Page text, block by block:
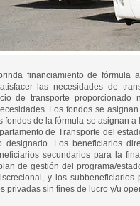
financiamiento de
las necesidades de
de transporte
Los fondos se
fondos de la fórmula se asignan
de Transporte del
designado. Los beneficiarios
secundarios para la
de gestión del programa/
y los
privadas sin fines de lucro y/u